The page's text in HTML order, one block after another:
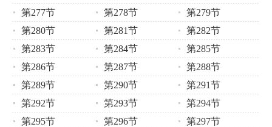
第277节
第278节
第279节
第280节
第281节
第282节
第283节
第284节
第285节
第286节
第287节
第288节
第289节
第290节
第291节
第292节
第293节
第294节
第295节
第296节
第297节